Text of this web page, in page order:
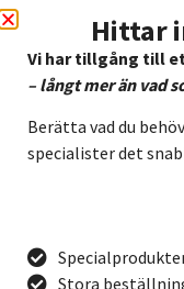
Vinyl Brady B595
SVART, 57mm
Offertförfrågan
Hittar
Vi har tillgång till
– långt mer än vad
Berätta vad du
specialister det
Stora